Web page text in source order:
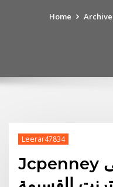
Home
Leerar47834
Jcpenney رموز الخصم على